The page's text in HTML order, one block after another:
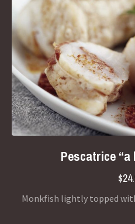
Pescatrice
Monkfish lightly topped